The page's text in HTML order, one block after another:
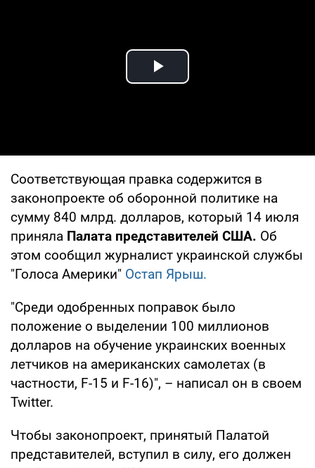
Play Video
Соответствующая правка содержится в
законопроекте об оборонной политике на
сумму 840 млрд. долларов, который 14 июля
приняла Палата представителей США. Об
этом сообщил журналист украинской службы
"Голоса Америки" Остап Ярыш.
"Среди одобренных поправок было
положение о выделении 100 миллионов
долларов на обучение украинских военных
летчиков на американских самолетах (в
частности, F-15 и F-16)", – написал он в своем
Twitter.
Чтобы законопроект, принятый Палатой
представителей, вступил в силу, его должен